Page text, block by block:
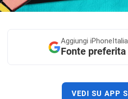
Aggiungi
Fonte preferita
VEDI SU APP